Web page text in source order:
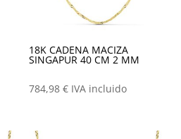
18K CADENA MACIZA
SINGAPUR 40 CM 2 MM
784,98€ IVA incluido